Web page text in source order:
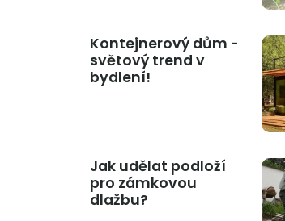
Kontejnerový dům -
světový trend v
bydlení!
Jak udělat podloží
pro zámkovou
dlažbu?